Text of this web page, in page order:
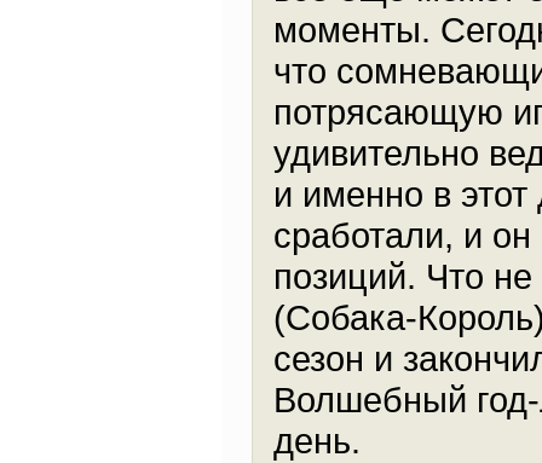
моменты.
что
потрясающую
удивительно
и именно в этот
сработали, и
позиций. Что
(Собака-
сезон и
Волшебный
день.